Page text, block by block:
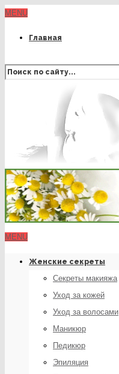
MENU
Главная
MENU
Женские секреты
Секреты макияжа
Уход за кожей
Уход за волосами
Маникюр
Педикюр
Эпиляция